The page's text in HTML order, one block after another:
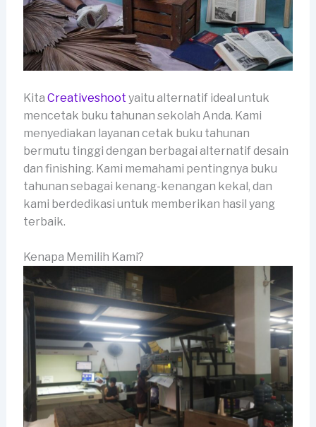
Kita Creativeshoot yaitu alternatif ideal untuk
mencetak buku tahunan sekolah Anda. Kami
menyediakan layanan cetak buku tahunan
bermutu tinggi dengan berbagai alternatif desain
dan finishing. Kami memahami pentingnya buku
tahunan sebagai kenang-kenangan kekal, dan
kami berdedikasi untuk memberikan hasil yang
terbaik.
Kenapa Memilih Kami?